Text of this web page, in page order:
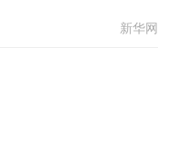
新华网